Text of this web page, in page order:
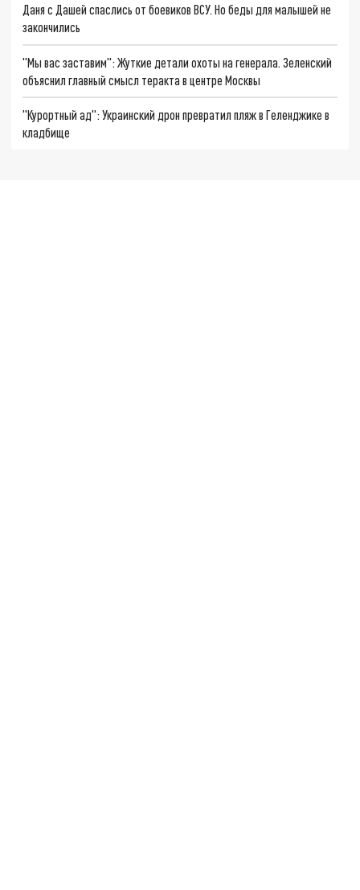
Даня с Дашей спаслись от боевиков ВСУ. Но беды для малышей не
закончились
"Мы вас заставим": Жуткие детали охоты на генерала. Зеленский
объяснил главный смысл теракта в центре Москвы
"Курортный ад": Украинский дрон превратил пляж в Геленджике в
кладбище